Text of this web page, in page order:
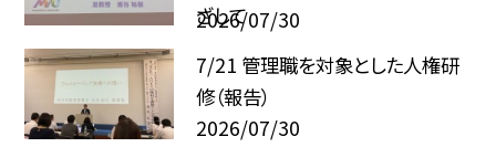
ざして
2026/07/30
7/21 管理職を対象とした人権研
修（報告）
2026/07/30